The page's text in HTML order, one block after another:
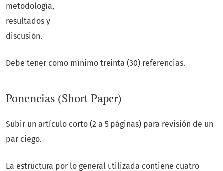
metodología,
resultados y
discusión.
Debe tener como mínimo treinta (30) referencias.
Ponencias (Short Paper)
Subir un artículo corto (2 a 5 páginas) para revisión de un
par ciego.
La estructura por lo general utilizada contiene cuatro